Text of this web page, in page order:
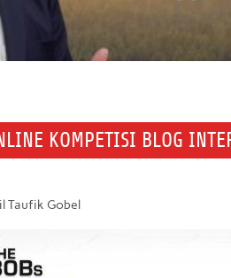
KOMPETISI BLOG
Taufik Gobel